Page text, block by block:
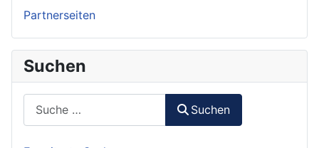
Partnerseiten
Suchen
Suchen